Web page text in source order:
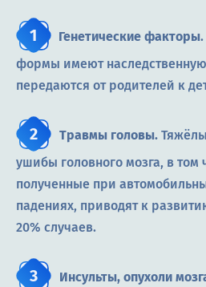
Генетические факторы
формы имеют
передаются от родителей к
Травмы головы.
ушибы головного мозга, в том
полученные при
падениях, приводят к
20% случаев.
Инсульты, опухоли